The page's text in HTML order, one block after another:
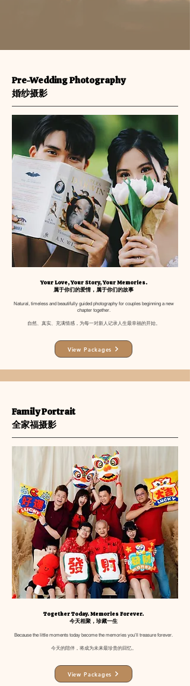
Pre-Wedding Photography
婚纱摄影
Your Love, Your Story, Your Memories.
属于你们的爱情，属于你们的故事
Natural, timeless and beautifully guided photography for couples beginning a new
chapter together.
自然、真实、充满情感，为每一对新人记录人生最幸福的开始。
View Packages
Family Portrait
全家福摄影
Together Today. Memories Forever.
今天相聚，珍藏一生
Because the little moments today become the memories you’ll treasure forever.
今天的陪伴，将成为未来最珍贵的回忆。
View Packages